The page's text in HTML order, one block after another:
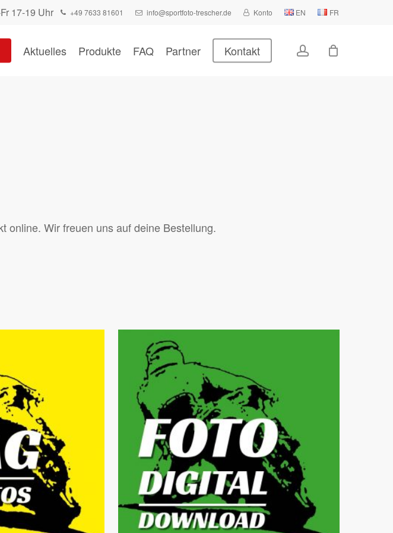
17-19 Uhr +49 7633 81601 info@sportfoto-trescher.de Konto EN FR
Aktuelles Produkte FAQ Partner Kontakt account
online. Wir freuen uns auf deine Bestellung.